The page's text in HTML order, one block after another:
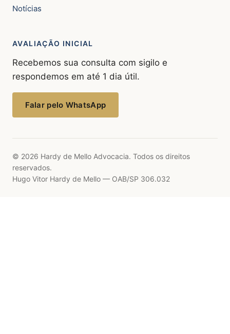
Notícias
AVALIAÇÃO INICIAL
Recebemos sua consulta com sigilo e
respondemos em até 1 dia útil.
Falar pelo WhatsApp
© 2026 Hardy de Mello Advocacia. Todos os direitos
reservados.
Hugo Vitor Hardy de Mello — OAB/SP 306.032